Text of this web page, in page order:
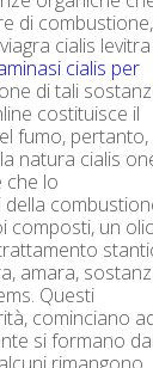
di combustione,
cialis levitra
cialis per
di tali
costituisce il
fumo, pertanto,
natura cialis
che lo
composti, un
amara,
Questi
cominciano
si formano